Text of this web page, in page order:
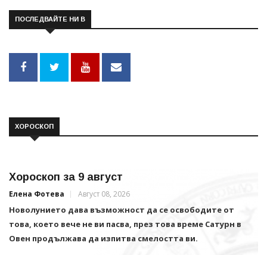
ПОСЛЕДВАЙТЕ НИ В
ХОРОСКОП
Хороскоп за 9 август
Елена Фотева Август 08, 2026
Новолунието дава възможност да се освободите от
това, което вече не ви пасва, през това време Сатурн в
Овен продължава да изпитва смелостта ви.